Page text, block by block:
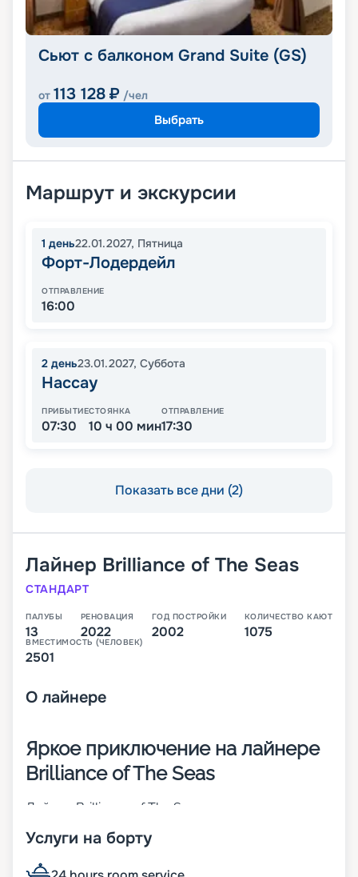
Сьют с балконом Grand Suite (GS)
от 113 128 ₽ /чел
Выбрать
Маршрут и экскурсии
1 день22.01.2027, Пятница
Форт-Лодердейл
ОТПРАВЛЕНИЕ
16:00
2 день23.01.2027, Суббота
Нассау
ПРИБЫТИЕ
07:30
СТОЯНКА
10 ч 00 мин
ОТПРАВЛЕНИЕ
17:30
Показать все дни (2)
Лайнер Brilliance of The Seas
СТАНДАРТ
ПАЛУБЫ
13
РЕНОВАЦИЯ
2022
ГОД ПОСТРОЙКИ
2002
КОЛИЧЕСТВО КАЮТ
1075
ВМЕСТИМОСТЬ (ЧЕЛОВЕК)
2501
О лайнере
Яркое приключение на лайнере
Brilliance of The Seas
Лайнер Brilliance of The Seas – это судно класса
прошедшее реновацию в 2018-м. Теплоход готов
пассажира, которые могут разместиться в 1050
Услуги на борту